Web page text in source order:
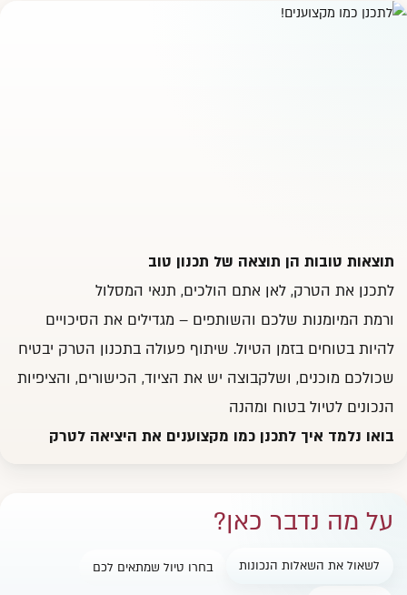
תוצאות טובות הן תוצאה של תכנון טוב
לתכנן את הטרק, לאן אתם הולכים, תנאי המסלול
ורמת המיומנות שלכם והשותפים – מגדילים את הסיכויים
להיות בטוחים בזמן הטיול. שיתוף פעולה בתכנון הטרק יבטיח
שכולכם מוכנים, ושלקבוצה יש את הציוד, הכישורים, והציפיות
הנכונים לטיול בטוח ומהנה
בואו נלמד איך לתכנן כמו מקצוענים את היציאה לטרק
על מה נדבר כאן?
לשאול את השאלות הנכונות בחרו טיול שמתאים לכם